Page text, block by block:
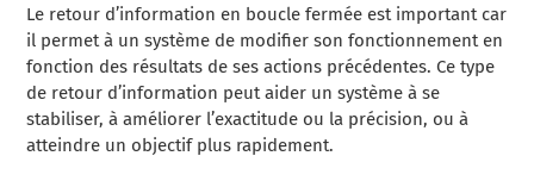
Le retour d’information en boucle fermée est important car
il permet à un système de modifier son fonctionnement en
fonction des résultats de ses actions précédentes. Ce type
de retour d’information peut aider un système à se
stabiliser, à améliorer l’exactitude ou la précision, ou à
atteindre un objectif plus rapidement.